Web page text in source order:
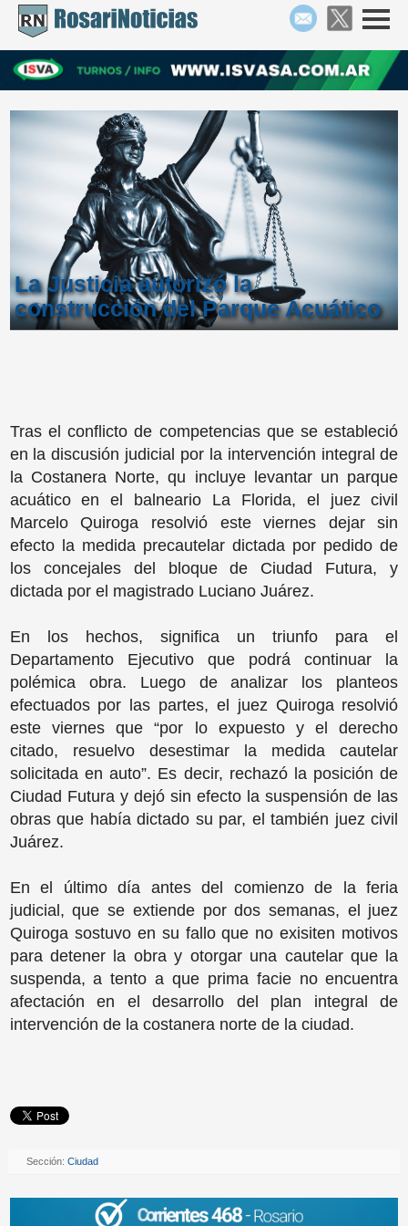
La Justicia autorizó la
construcción del Parque Acuático
Tras el conflicto de competencias que se estableció
en la discusión judicial por la intervención integral de
la Costanera Norte, qu incluye levantar un parque
acuático en el balneario La Florida, el juez civil
Marcelo Quiroga resolvió este viernes dejar sin
efecto la medida precautelar dictada por pedido de
los concejales del bloque de Ciudad Futura, y
dictada por el magistrado Luciano Juárez.
En los hechos, significa un triunfo para el
Departamento Ejecutivo que podrá continuar la
polémica obra. Luego de analizar los planteos
efectuados por las partes, el juez Quiroga resolvió
este viernes que “por lo expuesto y el derecho
citado, resuelvo desestimar la medida cautelar
solicitada en auto”. Es decir, rechazó la posición de
Ciudad Futura y dejó sin efecto la suspensión de las
obras que había dictado su par, el también juez civil
Juárez.
En el último día antes del comienzo de la feria
judicial, que se extiende por dos semanas, el juez
Quiroga sostuvo en su fallo que no exisiten motivos
para detener la obra y otorgar una cautelar que la
suspenda, a tento a que prima facie no encuentra
afectación en el desarrollo del plan integral de
intervención de la costanera norte de la ciudad.
Sección:Ciudad